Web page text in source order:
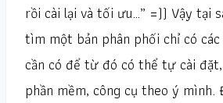
rồi cài lại và tối ưu…” =)) Vậy tại
tìm một bản phân phối chỉ có
cần có để từ đó có thể tự cài
phần mềm, công cụ theo ý mình.